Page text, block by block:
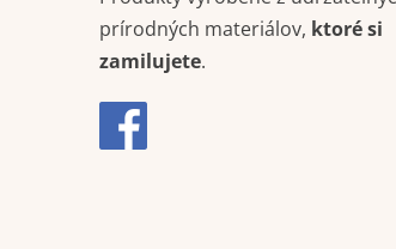
prírodných materiálov, ktoré si
zamilujete.